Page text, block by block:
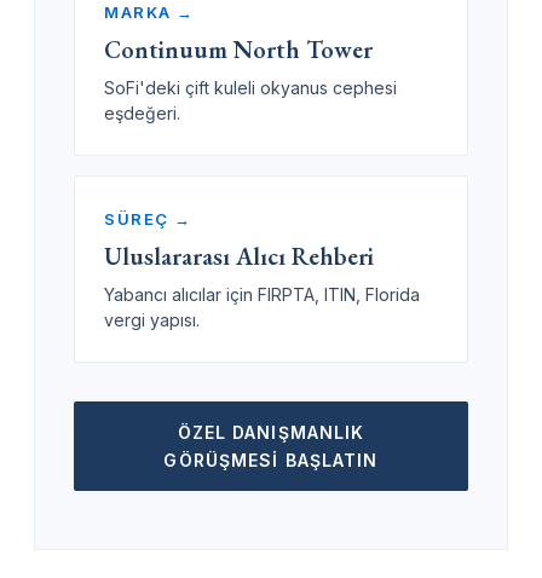
MARKA →
Continuum North Tower
SoFi'deki çift kuleli okyanus cephesi
eşdeğeri.
SÜREÇ →
Uluslararası Alıcı Rehberi
Yabancı alıcılar için FIRPTA, ITIN, Florida
vergi yapısı.
ÖZEL DANIŞMANLIK
GÖRÜŞMESI BAŞLATIN